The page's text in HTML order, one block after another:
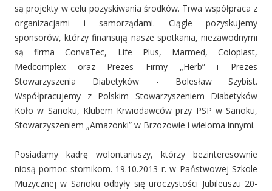
są projekty w celu pozyskiwania środków. Trwa współpraca z
organizacjami i samorządami. Ciągle pozyskujemy
sponsorów, którzy finansują nasze spotkania, niezawodnymi
są firma ConvaTec, Life Plus, Marmed, Coloplast,
Medcomplex oraz Prezes Firmy „Herb” i Prezes
Stowarzyszenia Diabetyków - Bolesław Szybist.
Współpracujemy z Polskim Stowarzyszeniem Diabetyków
Koło w Sanoku, Klubem Krwiodawców przy PSP w Sanoku,
Stowarzyszeniem „Amazonki” w Brzozowie i wieloma innymi.
Posiadamy kadrę wolontariuszy, którzy bezinteresownie
niosą pomoc stomikom. 19.10.2013 r. w Państwowej Szkole
Muzycznej w Sanoku odbyły się uroczystości Jubileuszu 20-